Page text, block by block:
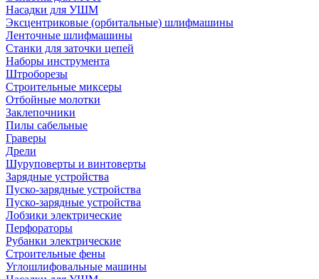
Насадки для УШМ
Эксцентриковые (орбитальные) шлифмашины
Ленточные шлифмашины
Станки для заточки цепей
Наборы инструмента
Штроборезы
Строительные миксеры
Отбойные молотки
Заклепочники
Пилы сабельные
Граверы
Дрели
Шуруповерты и винтоверты
Зарядные устройства
Пуско-зарядные устройства
Пуско-зарядные устройства
Лобзики электрические
Перфораторы
Рубанки электрические
Строительные фены
Углошлифовальные машины